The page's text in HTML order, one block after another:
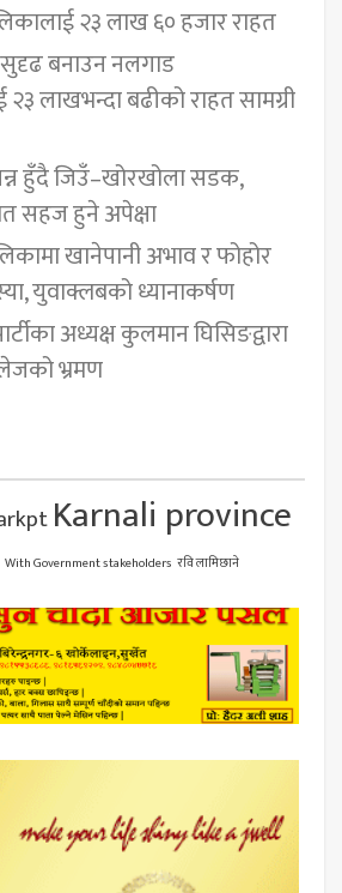
२३ लाख ६० हजार राहत
सुदृढ बनाउन नलगाड
लाखभन्दा बढीको राहत सामग्री
हुँदै जिउँ–खोरखोला सडक,
सहज हुने अपेक्षा
खानेपानी अभाव र फोहोर
युवाक्लबको ध्यानाकर्षण
अध्यक्ष कुलमान घिसिङद्वारा
भ्रमण
Karnali province
With Government stakeholders रवि लामिछाने